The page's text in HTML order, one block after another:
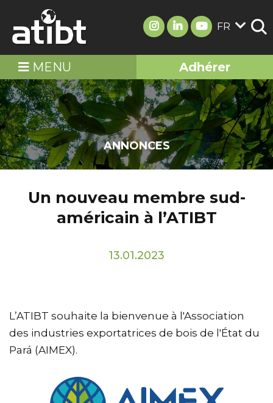
FR
MENU Adhérer
ANNONCES
Un nouveau membre sud-
américain à l’ATIBT
13.01.2023
L’ATIBT souhaite la bienvenue à l'Association
des industries exportatrices de bois de l'État du
Pará (AIMEX).